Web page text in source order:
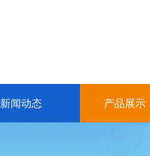
新闻动态 产品展示